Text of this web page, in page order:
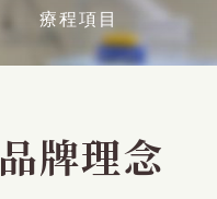
療程項目
品牌理念